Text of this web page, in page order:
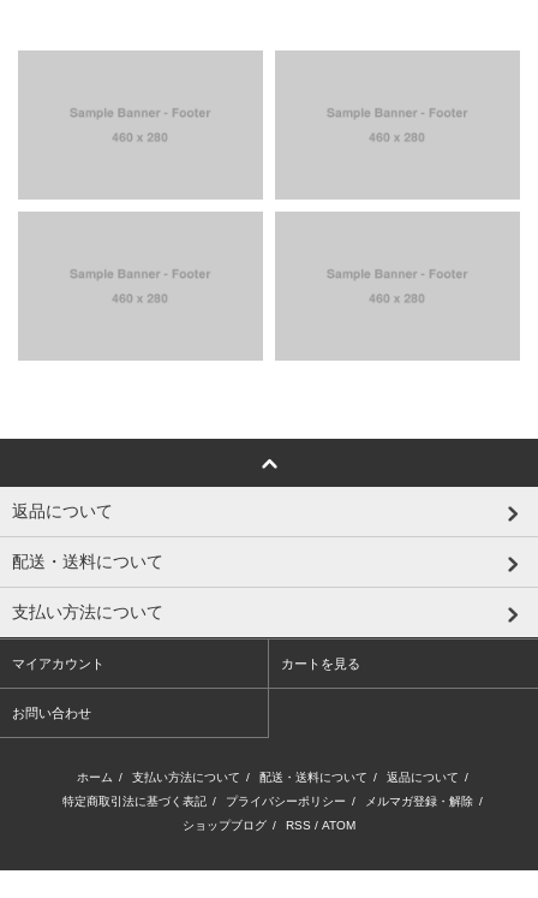
返品について
配送・送料について
支払い方法について
マイアカウント カートを見る
お問い合わせ
ホーム / 支払い方法について / 配送・送料について / 返品について /
特定商取引法に基づく表記 / プライバシーポリシー / メルマガ登録・解除 /
ショップブログ / RSS / ATOM